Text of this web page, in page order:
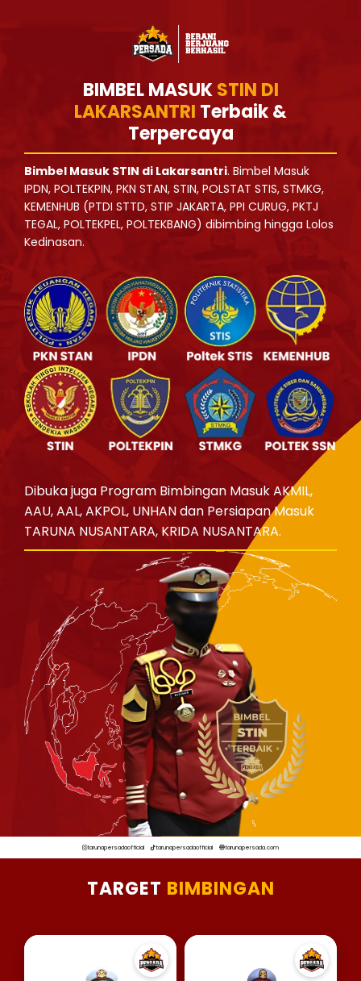
BIMBEL MASUKSTIN DI
LAKARSANTRI Terbaik &
Terpercaya
Bimbel Masuk STIN di Lakarsantri. Bimbel Masuk
IPDN, POLTEKPIN, PKN STAN, STIN, POLSTAT STIS, STMKG,
KEMENHUB (PTDI STTD, STIP JAKARTA, PPI CURUG, PKTJ
TEGAL, POLTEKPEL, POLTEKBANG) dibimbing hingga Lolos
Kedinasan.
Dibuka juga Program Bimbingan Masuk AKMIL,
AAU, AAL, AKPOL, UNHAN dan Persiapan Masuk
TARUNA NUSANTARA, KRIDA NUSANTARA.
tarunapersadaofficial tarunapersadaofficial tarunapersada.com
TARGET BIMBINGAN